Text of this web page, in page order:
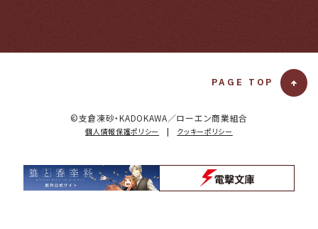
PAGE TOP
©支倉凍砂・KADOKAWA／ローエン商業組合
個人情報保護ポリシー | クッキーポリシー